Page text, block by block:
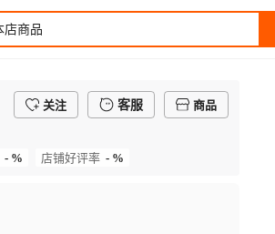
关注 客服
商品
- % 店铺好评率 - %